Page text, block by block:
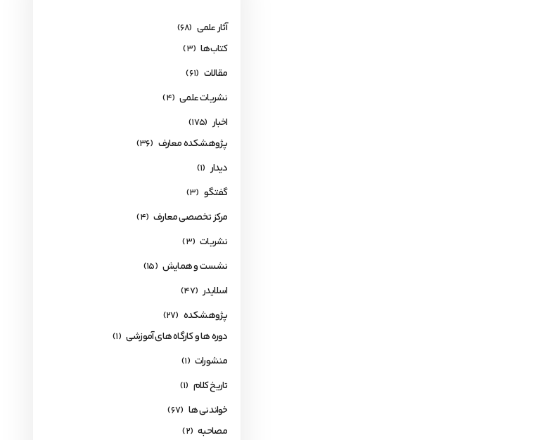
آثار علمی (68)
کتاب‌ها (3)
مقالات (61)
نشریات علمی (4)
اخبار (175)
پژوهشکده معارف (36)
دیدار (1)
گفتگو (3)
مرکز تخصصی معارف (4)
نشریات (3)
نشست و همایش (15)
اسلایدر (47)
پژوهشکده (27)
دوره ها و کارگاه های آموزشی (1)
منشورات (1)
تاریخ کلام (1)
خواندنی ها (67)
مصاحبه (2)